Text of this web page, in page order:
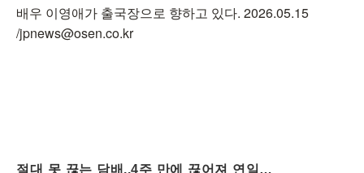
배우 이영애가 출국장으로 향하고 있다. 2026.05.15
/jpnews@osen.co.kr